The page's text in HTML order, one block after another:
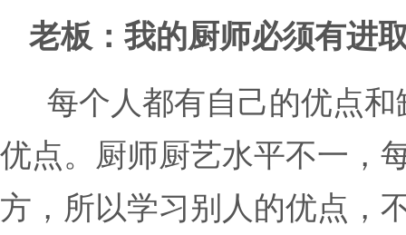
老板：我的厨师必须有进
每个人都有自己的优点
优点。厨师厨艺水平不一，
方，所以学习别人的优点，